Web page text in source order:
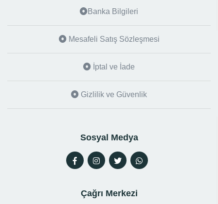
Banka Bilgileri
Mesafeli Satış Sözleşmesi
İptal ve İade
Gizlilik ve Güvenlik
Sosyal Medya
Çağrı Merkezi